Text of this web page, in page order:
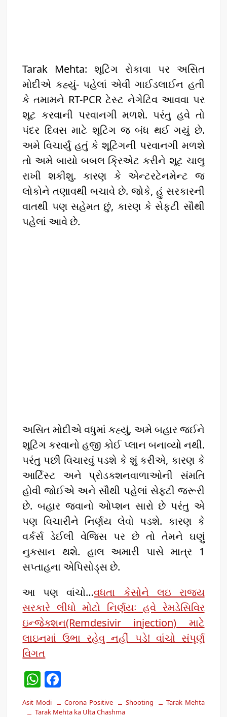
Tarak Mehta: શૂટિંગ રોકાવા પર અસિત
મોદીએ કહ્યું- પહેલાં એવી ગાઈડલાઈન હતી
કે તમામને RT-PCR ટેસ્ટ નેગેટિવ આવવા પર
શૂટ કરવાની પરવાનગી મળશે. પરંતુ હવે તો
પંદર દિવસ માટે શૂટિંગ જ બંધ થઈ ગયું છે.
અમે વિચાર્યું હતું કે શૂટિંગની પરવાનગી મળશે
તો અમે બાયો બબલ ક્રિએટ કરીને શૂટ ચાલુ
રાખી શકીશુ. કારણ કે એન્ટરટેનમેન્ટ જ
લોકોને તણાવથી બચાવે છે. જોકે, હું સરકારની
વાતથી પણ સહેમત છું, કારણ કે સેફ્ટી સૌથી
પહેલાં આવે છે.
અસિત મોદીએ વધુમાં કહ્યું, અમે બહાર જઈને
શૂટિંગ કરવાનો હજી કોઈ પ્લાન બનાવ્યો નથી.
પરંતુ પછી વિચારવું પડશે કે શું કરીએ, કારણ કે
આર્ટિસ્ટ અને પ્રોડક્શનવાળાઓની સંમતિ
હોવી જોઈએ અને સૌથી પહેલાં સેફ્ટી જરૂરી
છે. બહાર જવાનો ઓપ્શન સારો છે પરંતુ એ
પણ વિચારીને નિર્ણય લેવો પડશે. કારણ કે
વર્કર્સ ડેઈલી વેજિસ પર છે તો તેમને ઘણું
નુકસાન થશે. હાલ અમારી પાસે માત્ર 1
સપ્તાહના એપિસોડ્સ છે.
આ પણ વાંચો…વધતા કેસોને લઇ રાજ્ય
સરકારે લીધો મોટો નિર્ણયઃ હવે રેમડેસિવિર
ઇન્જેક્શન(Remdesivir injection) માટે
લાઇનમાં ઉભા રહેવુ નહીં પડે! વાંચો સંપૂર્ણ
વિગત
W
h
at
a
c
Asit Modi Corona Positive Shooting
Tarak Mehta
Tarak Mehta ka Ulta Chashma